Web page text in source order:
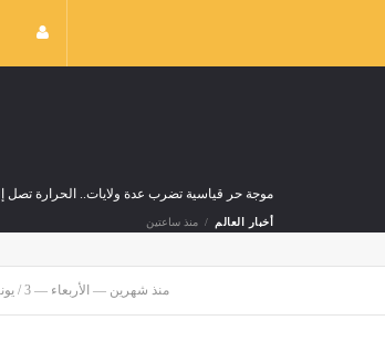
موجة حر قياسية تضرب عدة ولايات.. الحرارة تصل إلى 45
أخبار العالم منذ ساعتين
منذ شهرين — الأربعاء — 3 / يونيو / 2026